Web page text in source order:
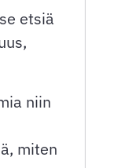
etsiä
niin
miten